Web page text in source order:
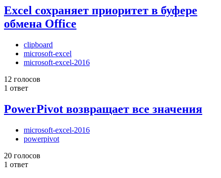
Excel сохраняет приоритет в буфере
обмена Office
clipboard
microsoft-excel
microsoft-excel-2016
12 голосов
1 ответ
PowerPivot возвращает все значения
microsoft-excel-2016
powerpivot
20 голосов
1 ответ